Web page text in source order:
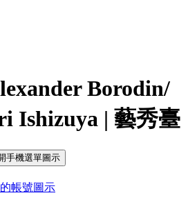
Borodin/
Ishizuya | 藝秀臺